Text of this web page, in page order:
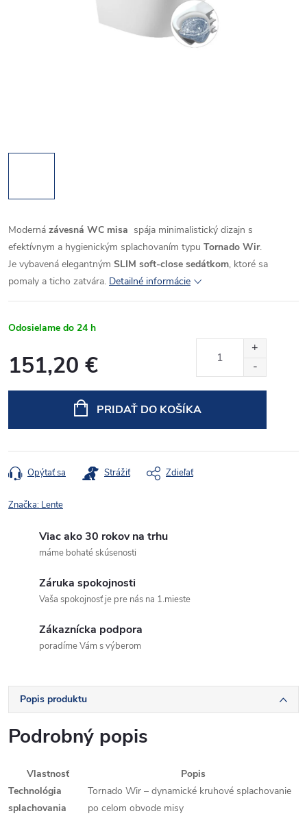
Moderná závesná WC misa spája minimalistický dizajn s
efektívnym a hygienickým splachovaním typu Tornado Wir.
Je vybavená elegantným SLIM soft-close sedátkom, ktoré sa
pomaly a ticho zatvára. Detailné informácie
Odosielame do 24 h
151,20 €
PRIDAŤ DO KOŠÍKA
Opýtať sa Strážiť Zdieľať
Značka: Lente
Viac ako 30 rokov na trhu
máme bohaté skúsenosti
Záruka spokojnosti
Vaša spokojnosť je pre nás na 1.mieste
Zákaznícka podpora
poradíme Vám s výberom
Popis produktu
Podrobný popis
Vlastnosť
Popis
Technológia
splachovania
Tornado Wir – dynamické kruhové splachovanie
po celom obvode misy